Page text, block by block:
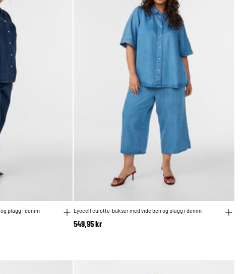
plagg i denim Lyocell culotte-bukser med vide ben og plagg i denim
549,95 kr